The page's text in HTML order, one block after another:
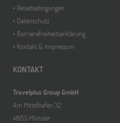
Reisebedingungen
Datenschutz
Barrierefreiheitserklärung
Kontakt & Impressum
KONTAKT
Travelplus Group GmbH
Am Mittelhafen 32
48155 Münster